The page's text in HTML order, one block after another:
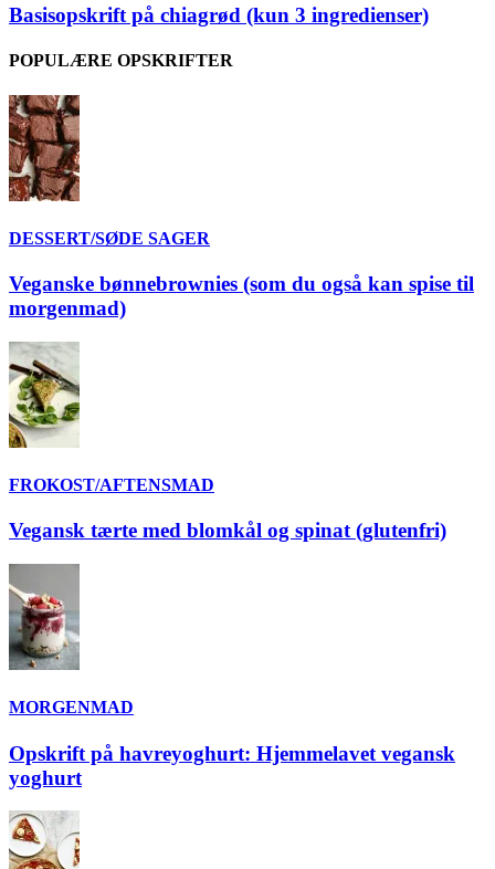
Basisopskrift på chiagrød (kun 3 ingredienser)
POPULÆRE OPSKRIFTER
DESSERT/SØDE SAGER
Veganske bønnebrownies (som du også kan spise til
morgenmad)
FROKOST/AFTENSMAD
Vegansk tærte med blomkål og spinat (glutenfri)
MORGENMAD
Opskrift på havreyoghurt: Hjemmelavet vegansk
yoghurt